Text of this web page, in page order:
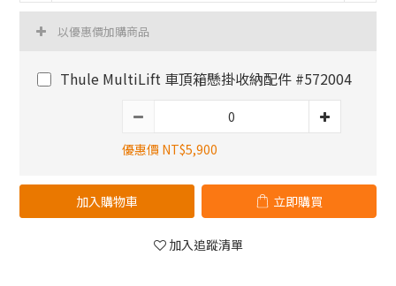
以優惠價加購商品
Thule MultiLift 車頂箱懸掛收納配件 #572004
優惠價 NT$5,900
加入購物車 立即購買
加入追蹤清單